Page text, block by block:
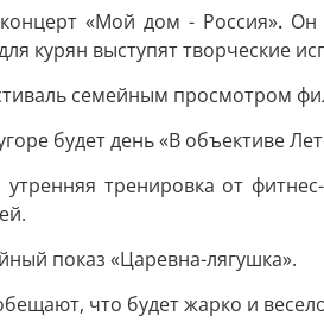
«Мой дом - Россия». Он
курян выступят творческие
семейным просмотром
будет день «В объективе
утренняя тренировка от
показ «Царевна-лягушка».
что будет жарко и